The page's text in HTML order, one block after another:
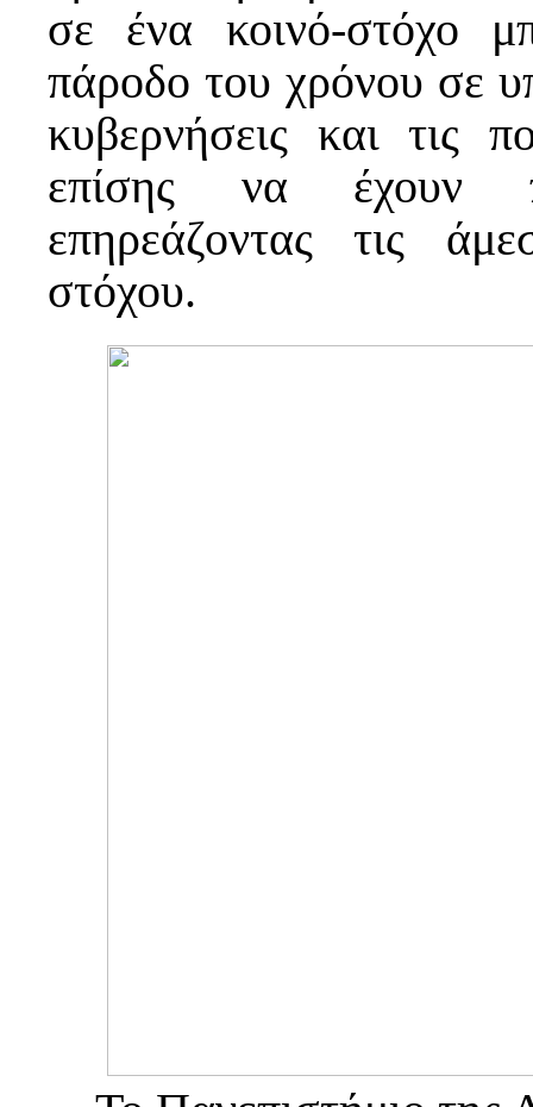
σε ένα κοινό-στόχο
πάροδο του χρόνου σε
κυβερνήσεις και τις
επίσης να έχουν
επηρεάζοντας τις
στόχου.